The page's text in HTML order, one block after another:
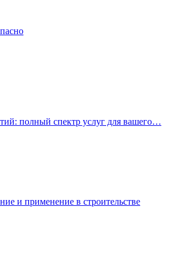
полный спектр услуг для вашего…
и применение в строительстве